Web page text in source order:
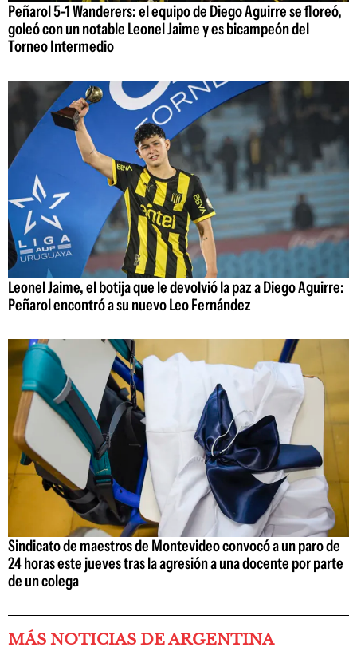
Peñarol 5-1 Wanderers: el equipo de Diego Aguirre se floreó,
goleó con un notable Leonel Jaime y es bicampeón del
Torneo Intermedio
Leonel Jaime, el botija que le devolvió la paz a Diego Aguirre:
Peñarol encontró a su nuevo Leo Fernández
Sindicato de maestros de Montevideo convocó a un paro de
24 horas este jueves tras la agresión a una docente por parte
de un colega
MÁS NOTICIAS DE ARGENTINA